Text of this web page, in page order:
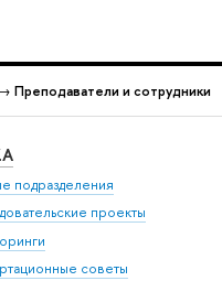
Преподаватели и сотрудники
подразделения
проекты
советы